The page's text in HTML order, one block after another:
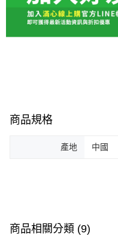
商品規格
產地 中國
商品相關分類 (9)